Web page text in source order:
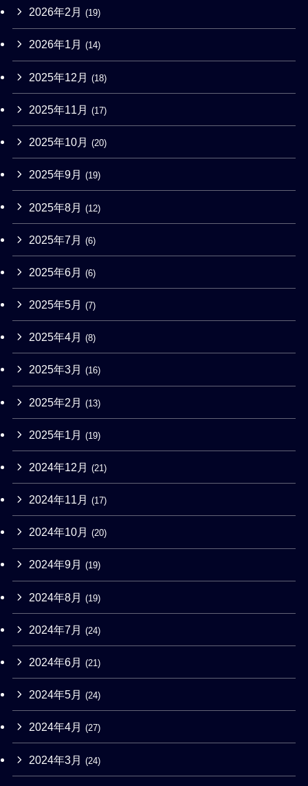
2026年2月 (19)
2026年1月 (14)
2025年12月 (18)
2025年11月 (17)
2025年10月 (20)
2025年9月 (19)
2025年8月 (12)
2025年7月 (6)
2025年6月 (6)
2025年5月 (7)
2025年4月 (8)
2025年3月 (16)
2025年2月 (13)
2025年1月 (19)
2024年12月 (21)
2024年11月 (17)
2024年10月 (20)
2024年9月 (19)
2024年8月 (19)
2024年7月 (24)
2024年6月 (21)
2024年5月 (24)
2024年4月 (27)
2024年3月 (24)